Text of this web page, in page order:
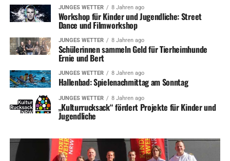
JUNGES WETTER 8 Jahren ago
Workshop für Kinder und Jugendliche: Street
Dance und Filmworkshop
JUNGES WETTER 8 Jahren ago
Schülerinnen sammeln Geld für Tierheimhunde
Ernie und Bert
JUNGES WETTER 8 Jahren ago
Hallenbad: Spielenachmittag am Sonntag
JUNGES WETTER 8 Jahren ago
„Kulturrucksack“ fördert Projekte für Kinder und
Jugendliche